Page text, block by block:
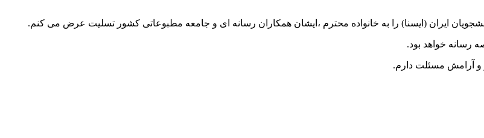
ایران (ایسنا) را به خانواده محترم ،ایشان همکاران رسانه ای و جامعه مطبوعاتی کشور تسلیت عرض می کنم.
رسانه خواهد بود.
و آرامش مسئلت دارم.